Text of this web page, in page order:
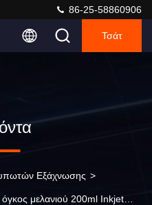
86-25-58860906
Τσάτ
Εξάχνωσης >
μελανιού 200ml Inkjet